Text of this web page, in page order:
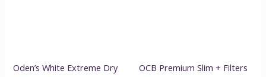
Oden’s White Extreme Dry
OCB Premium Slim + Filters